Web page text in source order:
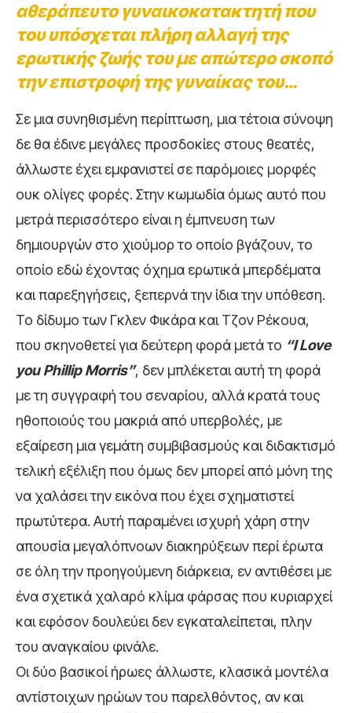
αθεράπευτο γυναικοκατακτητή που
του υπόσχεται πλήρη αλλαγή της
ερωτικής ζωής του με απώτερο σκοπό
την επιστροφή της γυναίκας του…
Σε μια συνηθισμένη περίπτωση, μια τέτοια σύνοψη
δε θα έδινε μεγάλες προσδοκίες στους θεατές,
άλλωστε έχει εμφανιστεί σε παρόμοιες μορφές
ουκ ολίγες φορές. Στην κωμωδία όμως αυτό που
μετρά περισσότερο είναι η έμπνευση των
δημιουργών στο χιούμορ το οποίο βγάζουν, το
οποίο εδώ έχοντας όχημα ερωτικά μπερδέματα
και παρεξηγήσεις, ξεπερνά την ίδια την υπόθεση.
Το δίδυμο των Γκλεν Φικάρα και Τζον Ρέκουα,
που σκηνοθετεί για δεύτερη φορά μετά το “I Love
you Phillip Morris”, δεν μπλέκεται αυτή τη φορά
με τη συγγραφή του σεναρίου, αλλά κρατά τους
ηθοποιούς του μακριά από υπερβολές, με
εξαίρεση μια γεμάτη συμβιβασμούς και διδακτισμό
τελική εξέλιξη που όμως δεν μπορεί από μόνη της
να χαλάσει την εικόνα που έχει σχηματιστεί
πρωτύτερα. Αυτή παραμένει ισχυρή χάρη στην
απουσία μεγαλόπνοων διακηρύξεων περί έρωτα
σε όλη την προηγούμενη διάρκεια, εν αντιθέσει με
ένα σχετικά χαλαρό κλίμα φάρσας που κυριαρχεί
και εφόσον δουλεύει δεν εγκαταλείπεται, πλην
του αναγκαίου φινάλε.
Οι δύο βασικοί ήρωες άλλωστε, κλασικά μοντέλα
αντίστοιχων ηρώων του παρελθόντος, αν και